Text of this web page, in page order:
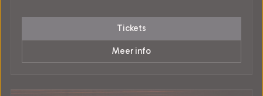
Tickets
Meer info